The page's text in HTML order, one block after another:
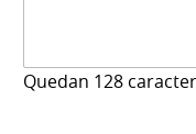
Quedan 128